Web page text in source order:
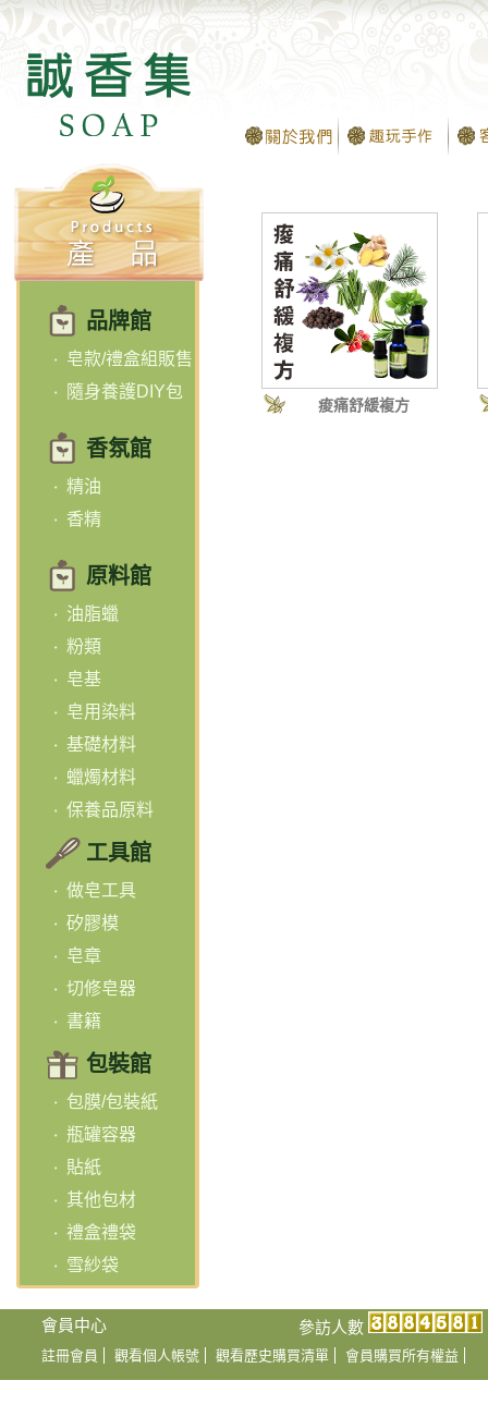
品牌館
皂款/禮盒組販售
隨身養護DIY包
香氛館
精油
香精
原料館
油脂蠟
粉類
皂基
皂用染料
基礎材料
蠟燭材料
保養品原料
工具館
做皂工具
矽膠模
皂章
切修皂器
書籍
包裝館
包膜/包裝紙
瓶罐容器
貼紙
其他包材
禮盒禮袋
雪紗袋
痠痛舒緩複方
會員中心
註冊會員 觀看個人帳號 觀看歷史購買清單 會員購買所有權益
參訪人數